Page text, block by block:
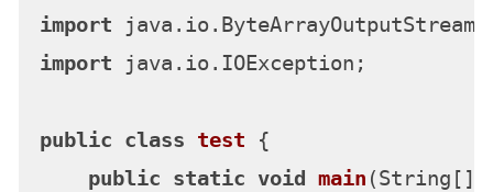
import
import java.io.IOException;
public class test {
public static void main (String[]